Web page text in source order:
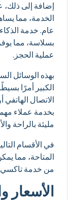
إضافة إلى ذلك،
الخدمة، مما
عام. خدمة
بسلاسة، مما
عملية الحجز.
بهذه الوسائل
الكبير أمرًا
الاتصال
بخدمة عملاء
مليئة بالراحة
في الأقسام
المتاحة، مما
من خدمة تاكسي
الأسعار